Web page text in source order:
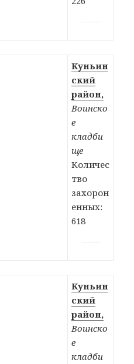
Куньин
ский
район,
Воинско
е
кладби
ще
Количес
тво
захорон
енных:
618
Куньин
ский
район,
Воинско
е
кладби